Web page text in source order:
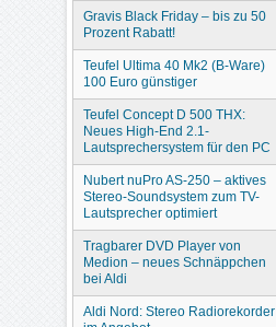
Gravis Black Friday – bis zu 50
Prozent Rabatt!
Teufel Ultima 40 Mk2 (B-Ware)
100 Euro günstiger
Teufel Concept D 500 THX:
Neues High-End 2.1-
Lautsprechersystem für den PC
Nubert nuPro AS-250 – aktives
Stereo-Soundsystem zum TV-
Lautsprecher optimiert
Tragbarer DVD Player von
Medion – neues Schnäppchen
bei Aldi
Aldi Nord: Stereo Radiorekorder